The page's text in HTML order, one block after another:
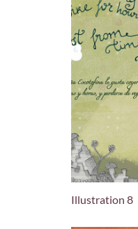
Illustration 8